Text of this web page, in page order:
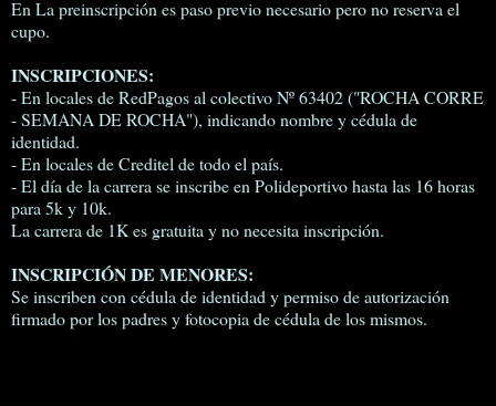
En La preinscripción es paso previo necesario pero no reserva el
cupo.
INSCRIPCIONES:
- En locales de RedPagos al colectivo Nº 63402 ("ROCHA CORRE
- SEMANA DE ROCHA"), indicando nombre y cédula de
identidad.
- En locales de Creditel de todo el país.
- El día de la carrera se inscribe en Polideportivo hasta las 16 horas
para 5k y 10k.
La carrera de 1K es gratuita y no necesita inscripción.
INSCRIPCIÓN DE MENORES:
Se inscriben con cédula de identidad y permiso de autorización
firmado por los padres y fotocopia de cédula de los mismos.